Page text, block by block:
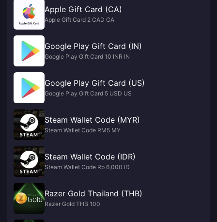
Apple Gift Card (CA)
Apple Gift Card 2 CAD CA
Google Play Gift Card (IN)
Google Play Gift Card 10 INR IN
Google Play Gift Card (US)
Google Play Gift Card 5 USD US
Steam Wallet Code (MYR)
Steam Wallet Code RM5 MY
Steam Wallet Code (IDR)
Steam Wallet Code Rp 6,000 ID
Razer Gold Thailand (THB)
Razer Gold THB 100